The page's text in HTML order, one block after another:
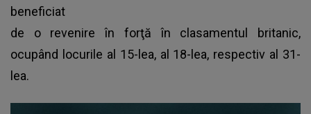
beneficiat
de o revenire în forţă în clasamentul britanic,
ocupând locurile al 15-lea, al 18-lea, respectiv al 31-
lea.